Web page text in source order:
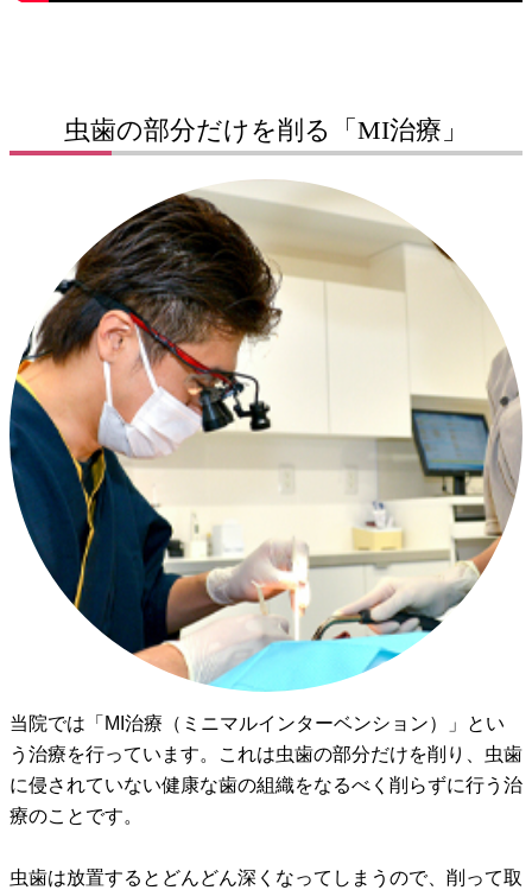
虫歯の部分だけを削る「MI治療」
当院では「MI治療（ミニマルインターベンション）」とい
う治療を行っています。これは虫歯の部分だけを削り、虫歯
に侵されていない健康な歯の組織をなるべく削らずに行う治
療のことです。
虫歯は放置するとどんどん深くなってしまうので、削って取